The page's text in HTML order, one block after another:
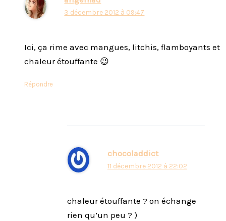
3 décembre 2012 à 09:47
Ici, ça rime avec mangues, litchis, flamboyants et
chaleur étouffante 😉
Répondre
chocoladdict
11 décembre 2012 à 22:02
chaleur étouffante ? on échange
rien qu’un peu ? )